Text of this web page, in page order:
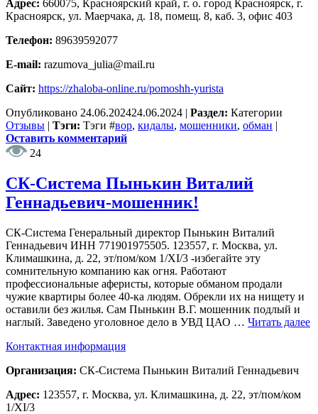
Адрес: 660075, Красноярский край, г. о. город Красноярск, г.
Красноярск, ул. Маерчака, д. 18, помещ. 8, каб. 3, офис 403
Телефон: 89639592077
E-mail: razumova_julia@mail.ru
Сайт: https://zhaloba-online.ru/pomoshh-yurista
Опубликовано 24.06.202424.06.2024 | Раздел: Категории
Отзывы | Тэги: Тэги #вор, кидалы, мошенники, обман |
Оставить комментарий
24
CК-Система Пынькин Виталий
Геннадьевич-мошенник!
СК-Система Генеральный директор Пынькин Виталий
Геннадьевич ИНН 771901975505. 123557, г. Москва, ул.
Климашкина, д. 22, эт/пом/ком 1/XI/3 -избегайте эту
сомнительную компанию как огня. Работают
профессиональные аферисты, которые обманом продали
чужие квартиры более 40-ка людям. Обрекли их на нищету и
оставили без жилья. Сам Пынькин В.Г. мошенник подлый и
наглый. Заведено уголовное дело в УВД ЦАО … Читать далее
Контактная информация
Организация: СК-Система Пынькин Виталий Геннадьевич
Адрес: 123557, г. Москва, ул. Климашкина, д. 22, эт/пом/ком
1/XI/3